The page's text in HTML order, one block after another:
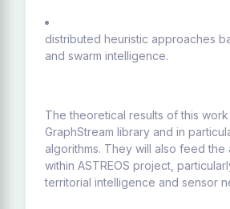
distributed heuristic approaches
and swarm intelligence.
The theoretical results of this
GraphStream library and in
algorithms. They will also feed
within ASTREOS project,
territorial intelligence and sensor